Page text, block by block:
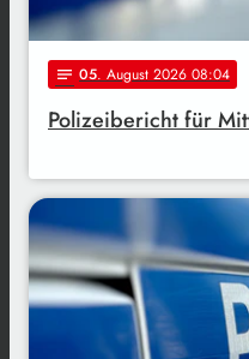
notes 05. August 2026 08:04
Polizeibericht für